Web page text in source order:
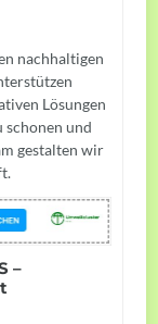
nachhaltigen
Lösungen
schonen und
gestalten wir
–